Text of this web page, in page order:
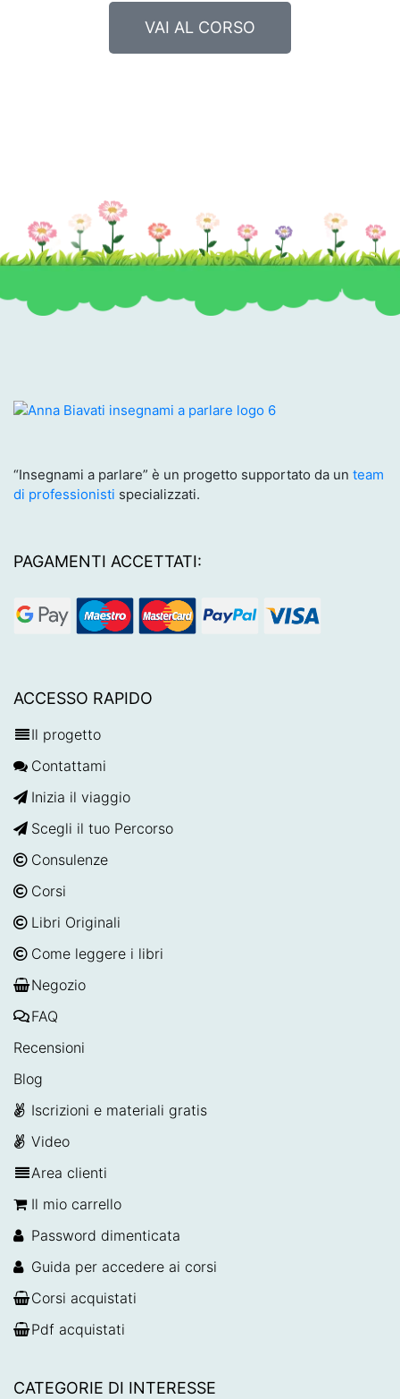
VAI AL CORSO
“Insegnami a parlare” è un progetto supportato da un team
di professionisti specializzati.
PAGAMENTI ACCETTATI:
ACCESSO RAPIDO
Il progetto
Contattami
Inizia il viaggio
Scegli il tuo Percorso
Consulenze
Corsi
Libri Originali
Come leggere i libri
Negozio
FAQ
Recensioni
Blog
Iscrizioni e materiali gratis
Video
Area clienti
Il mio carrello
Password dimenticata
Guida per accedere ai corsi
Corsi acquistati
Pdf acquistati
CATEGORIE DI INTERESSE